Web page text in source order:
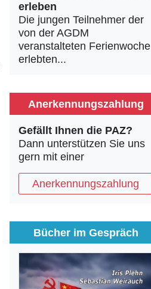
erleben
Die jungen Teilnehmer der
von der AGDM
veranstalteten Ferienwoche
erlebten...
Anerkennungszahlung
Gefällt Ihnen die PAZ?
Dann unterstützen Sie uns
gern mit einer
Anerkennungszahlung
Bücher im Gespräch